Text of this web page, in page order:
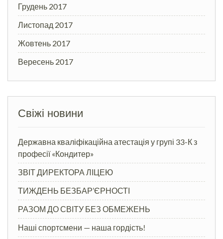
Грудень 2017
Листопад 2017
Жовтень 2017
Вересень 2017
Свіжі новини
Державна кваліфікаційна атестація у групі 33-К з
професії «Кондитер»
ЗВІТ ДИРЕКТОРА ЛІЦЕЮ
ТИЖДЕНЬ БЕЗБАР’ЄРНОСТІ
РАЗОМ ДО СВІТУ БЕЗ ОБМЕЖЕНЬ
Наші спортсмени — наша гордість!